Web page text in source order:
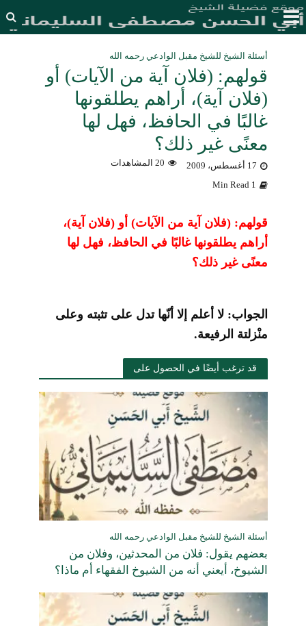
أسئلة الشيخ للشيخ مقبل الوادعي رحمه الله
قولهم: (فلان آية من الآيات) أو
(فلان آية)، أراهم يطلقونها
غالبًا في الحافظ، فهل لها
معنًى غير ذلك؟
17 أغسطس، 2009 20 المشاهدات
1 Min Read
قولهم: (فلان آية من الآيات) أو (فلان آية)،
أراهم يطلقونها غالبًا في الحافظ، فهل لها
معنًى غير ذلك؟
الجواب: لا أعلم إلا أنّها تدل على تثبته وعلى
منْزلتة الرفيعة.
قد ترغب أيضًا في الحصول على
أسئلة الشيخ للشيخ مقبل الوادعي رحمه الله
بعضهم يقول: فلان من المحدثين، وفلان من
الشيوخ، أيعني أنه من الشيوخ الفقهاء أم ماذا؟